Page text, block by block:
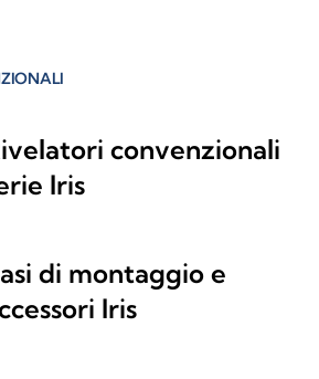
convenzionali
Iris
di montaggio e
Iris